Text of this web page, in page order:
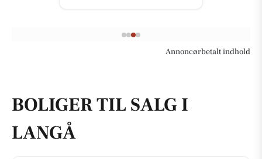
Annoncørbetalt indhold
BOLIGER TIL SALG I
LANGÅ